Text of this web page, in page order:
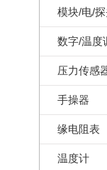
数字/温度
压力传感
手操器
缘电阻表
温度计